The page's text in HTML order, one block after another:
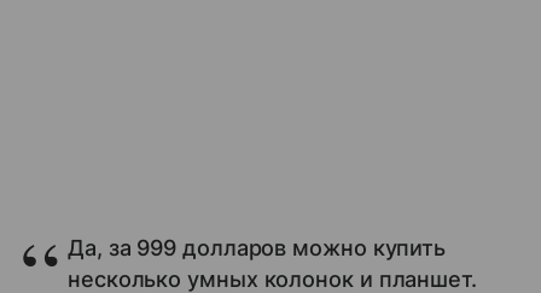
Да, за 999 долларов можно купить
несколько умных колонок и планшет.